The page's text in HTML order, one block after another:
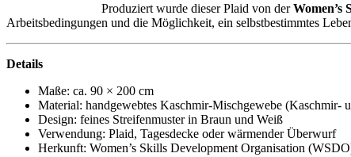
Produziert wurde dieser Plaid von derWomen’s
Arbeitsbedingungen und die Möglichkeit, ein selbstbestimmtes
Details
Maße: ca. 90 × 200 cm
Material: handgewebtes Kaschmir-Mischgewebe (Kaschmir-
Design: feines Streifenmuster in Braun und Weiß
Verwendung: Plaid, Tagesdecke oder wärmender Überwurf
Herkunft: Women’s Skills Development Organisation